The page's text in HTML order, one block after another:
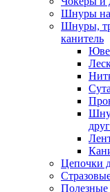
Шнуры
Шнуры,
канитель
Цепочки
Полезные